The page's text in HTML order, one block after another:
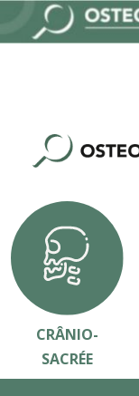
CRÂNIO-
SACRÉE